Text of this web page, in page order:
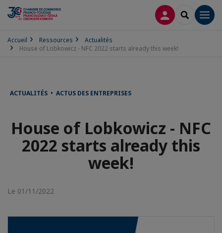
CONNEXION
Accueil Ressources
Actualités
House of Lobkowicz - NFC 2022 starts already this week!
ACTUALITÉS • ACTUS DES ENTREPRISES
House of Lobkowicz - NFC
2022 starts already this
week!
Le 01/11/2022